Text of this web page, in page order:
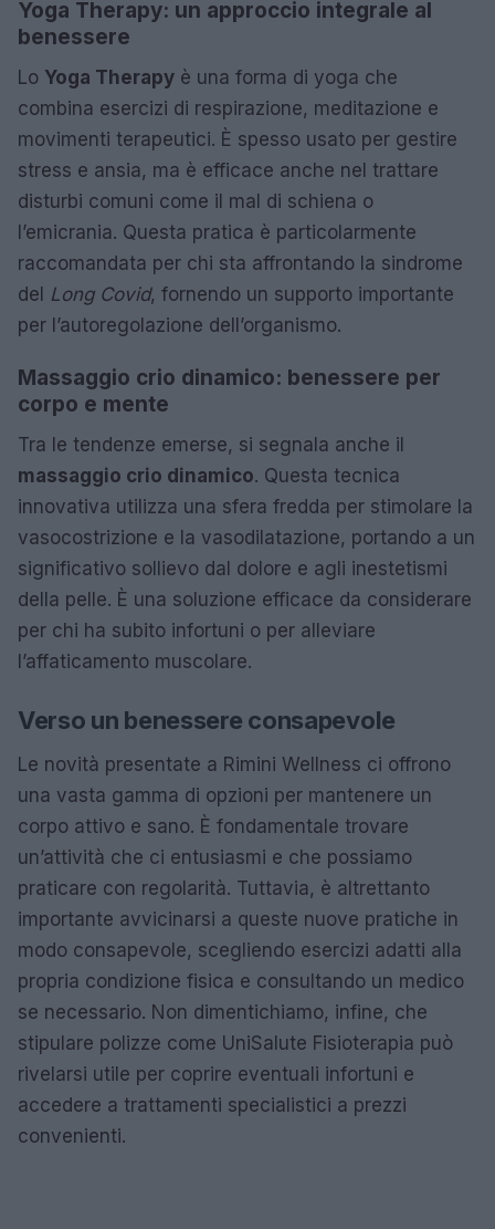
Yoga Therapy: un approccio integrale al
benessere
Lo Yoga Therapy è una forma di yoga che
combina esercizi di respirazione, meditazione e
movimenti terapeutici. È spesso usato per gestire
stress e ansia, ma è efficace anche nel trattare
disturbi comuni come il mal di schiena o
l’emicrania. Questa pratica è particolarmente
raccomandata per chi sta affrontando la sindrome
del Long Covid, fornendo un supporto importante
per l’autoregolazione dell’organismo.
Massaggio crio dinamico: benessere per
corpo e mente
Tra le tendenze emerse, si segnala anche il
massaggio crio dinamico. Questa tecnica
innovativa utilizza una sfera fredda per stimolare la
vasocostrizione e la vasodilatazione, portando a un
significativo sollievo dal dolore e agli inestetismi
della pelle. È una soluzione efficace da considerare
per chi ha subito infortuni o per alleviare
l’affaticamento muscolare.
Verso un benessere consapevole
Le novità presentate a Rimini Wellness ci offrono
una vasta gamma di opzioni per mantenere un
corpo attivo e sano. È fondamentale trovare
un’attività che ci entusiasmi e che possiamo
praticare con regolarità. Tuttavia, è altrettanto
importante avvicinarsi a queste nuove pratiche in
modo consapevole, scegliendo esercizi adatti alla
propria condizione fisica e consultando un medico
se necessario. Non dimentichiamo, infine, che
stipulare polizze come UniSalute Fisioterapia può
rivelarsi utile per coprire eventuali infortuni e
accedere a trattamenti specialistici a prezzi
convenienti.